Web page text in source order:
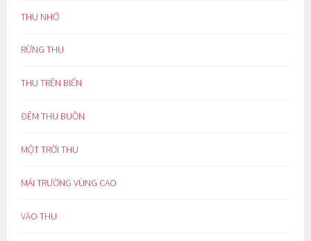
THU NHỚ
RỪNG THU
THU TRÊN BIỂN
ĐÊM THU BUỒN
MỘT TRỜI THU
MÁI TRƯỜNG VÙNG CAO
VÀO THU